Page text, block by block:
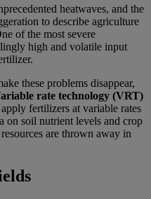
heatwaves, and the
to describe agriculture
of the most severe
high and volatile input
these problems disappear,
rate technology (VRT)
fertilizers at variable rates
on soil nutrient levels and crop
are thrown away in